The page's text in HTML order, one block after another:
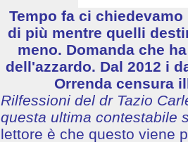
Tempo fa ci
di più mentre quelli
meno. Domanda che
dell'azzardo. Dal 2012 i
Orrenda censura
Rilfessioni del dr Tazio
questa ultima contestabile
lettore è che questo viene